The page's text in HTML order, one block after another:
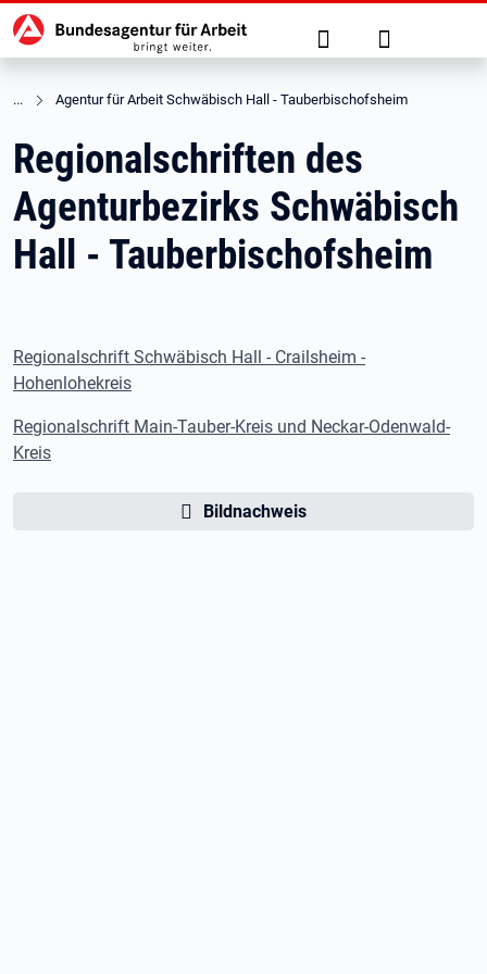
zu den Hauptinhalten springen
Hauptnavigation Suche Anmelden
Agentur für Arbeit Schwäbisch Hall - Tauberbischofsheim
Regionalschriften des
Agenturbezirks Schwäbisch
Hall - Tauberbischofsheim
Regionalschrift Schwäbisch Hall - Crailsheim -
Hohenlohekreis
Regionalschrift Main-Tauber-Kreis und Neckar-Odenwald-
Kreis
Bildnachweis